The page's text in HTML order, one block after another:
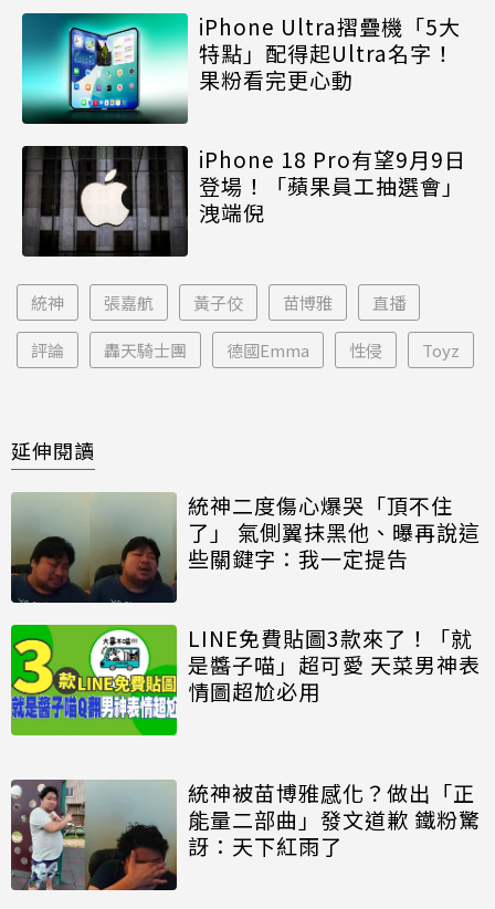
iPhone Ultra摺疊機「5大
特點」配得起Ultra名字！
果粉看完更心動
iPhone 18 Pro有望9月9日
登場！「蘋果員工抽選會」
洩端倪
統神 張嘉航 黃子佼 苗博雅 直播
評論 轟天騎士團 德國Emma 性侵 Toyz
延伸閱讀
統神二度傷心爆哭「頂不住
了」 氣側翼抹黑他、曝再說這
些關鍵字：我一定提告
LINE免費貼圖3款來了！「就
是醬子喵」超可愛 天菜男神表
情圖超尬必用
統神被苗博雅感化？做出「正
能量二部曲」發文道歉 鐵粉驚
訝：天下紅雨了